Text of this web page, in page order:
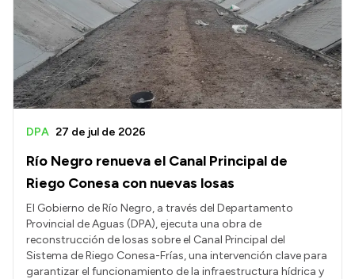
Río Negro renueva el Canal Principal de
Riego Conesa con nuevas losas
DPA 27 de jul de 2026
El Gobierno de Río Negro, a través del Departamento
Provincial de Aguas (DPA), ejecuta una obra de
reconstrucción de losas sobre el Canal Principal del
Sistema de Riego Conesa-Frías, una intervención clave para
garantizar el funcionamiento de la infraestructura hídrica y